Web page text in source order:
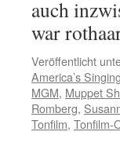
auch
war
Veröffentlicht
America’s
MGM, Muppet
Romberg,
Tonfilm, Tonfilm-